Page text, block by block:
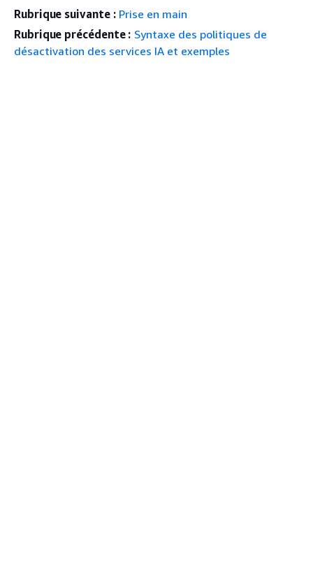
Rubrique suivante : Prise en main
Rubrique précédente : Syntaxe des politiques de
désactivation des services IA et exemples